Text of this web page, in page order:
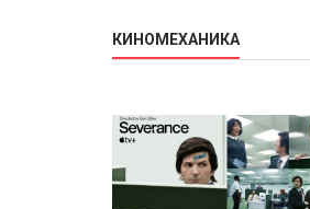
КИНОМЕХАНИКА